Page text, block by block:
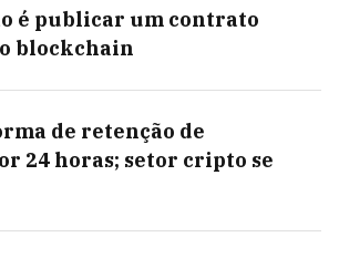
é publicar um contrato
blockchain
de retenção de
24 horas; setor cripto se